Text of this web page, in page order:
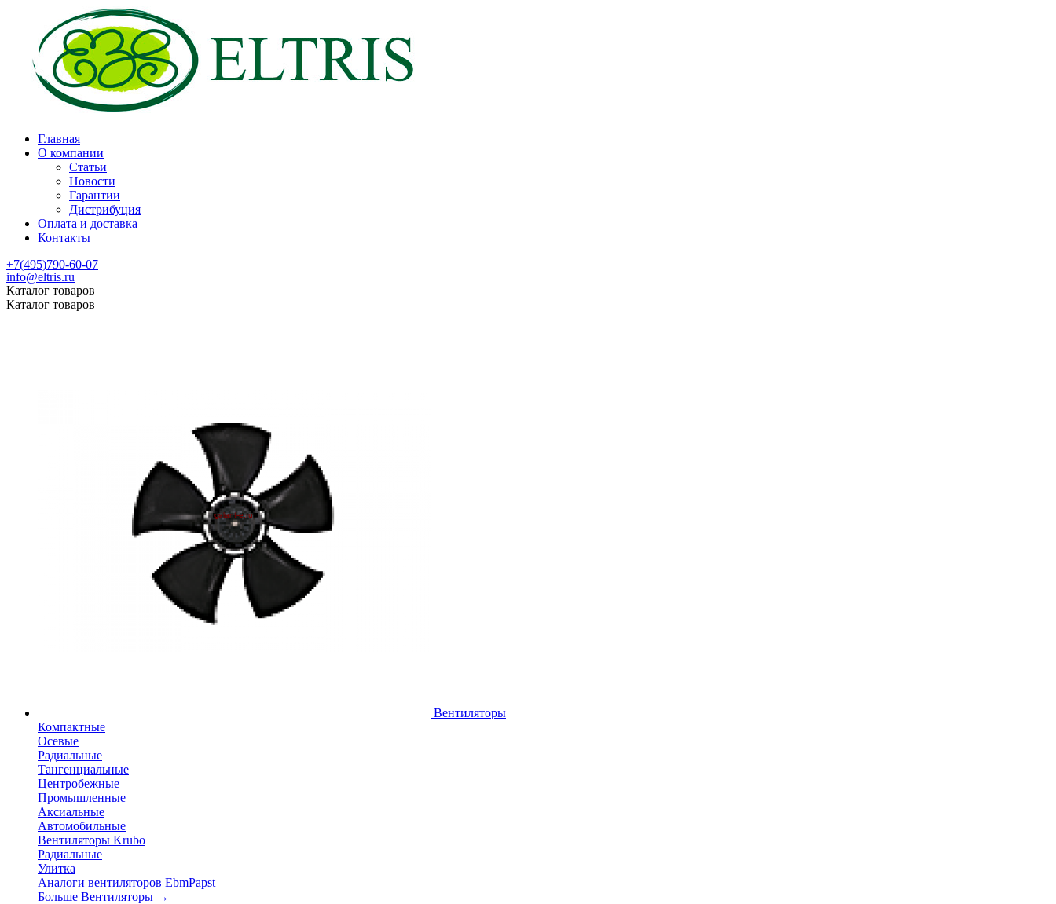
Главная
О компании
Статьи
Новости
Гарантии
Дистрибуция
Оплата и доставка
Контакты
+7(495)790-60-07
info@eltris.ru
Каталог товаров
Каталог товаров
Вентиляторы
Компактные
Осевые
Радиальные
Тангенциальные
Центробежные
Промышленные
Аксиальные
Автомобильные
Вентиляторы Krubo
Радиальные
Улитка
Аналоги вентиляторов EbmPapst
Больше Вентиляторы →